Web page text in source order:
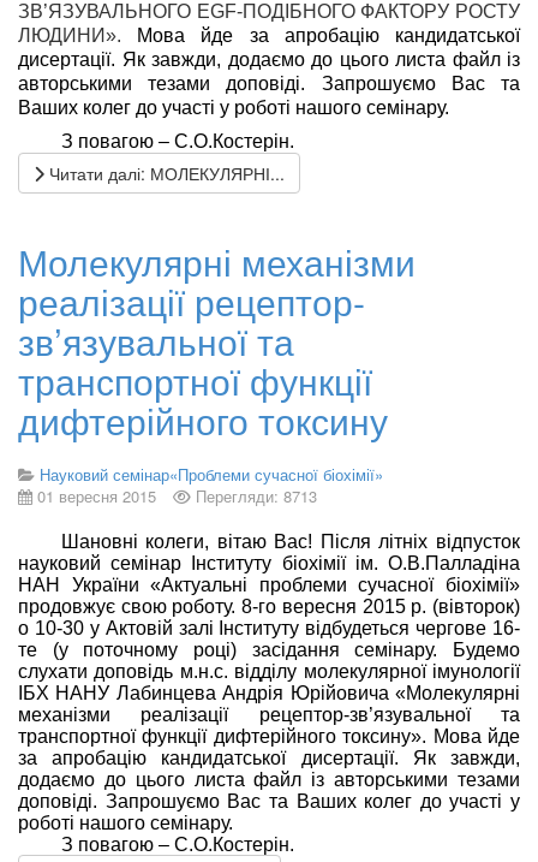
ЗВ’ЯЗУВАЛЬНОГО EGF-ПОДІБНОГО ФАКТОРУ РОСТУ
ЛЮДИНИ».
Мова йде за апробацію кандидатської
дисертації. Як завжди, додаємо до цього листа файл із
авторськими тезами доповіді. Запрошуємо Вас та
Ваших колег до участі у роботі нашого семінару.
З повагою – С.О.Костерін.
Читати далі: МОЛЕКУЛЯРНІ...
Молекулярні механізми
реалізації рецептор-
зв’язувальної та
транспортної функції
дифтерійного токсину
Науковий семінар«Проблеми сучасної біохімії»
01 вересня 2015
Перегляди: 8713
Шановні колеги, вітаю Вас! Після літніх відпусток
науковий семінар Інституту біохімії ім. О.В.Палладіна
НАН України«Актуальні проблеми сучасної біохімії»
продовжує свою роботу. 8-го вересня 2015 р. (вівторок)
о 10-30 у Актовій залі Інституту відбудеться чергове 16-
те (у поточному році) засідання семінару. Будемо
слухати доповідь м.н.с. відділу молекулярної імунології
ІБХ НАНУ Лабинцева Андрія Юрійовича «Молекулярні
механізми реалізації рецептор-зв’язувальної та
транспортної функції дифтерійного токсину». Мова йде
за апробацію кандидатської дисертації. Як завжди,
додаємо до цього листа файл із авторськими тезами
доповіді. Запрошуємо Вас та Ваших колег до участі у
роботі нашого семінару.
З повагою – С.О.Костерін.